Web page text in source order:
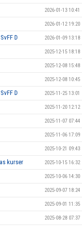
2026-01-13 10:41
2026-01-12 19:20
D 2026-01-09 13:18
2025-12-15 18:18
2025-12-08 15:48
2025-12-08 10:45
D 2025-11-25 13:01
2025-11-20 12:12
2025-11-07 07:44
2025-11-06 17:09
2025-10-21 09:43
kurser 2025-10-15 16:32
2025-10-06 14:30
2025-09-07 18:24
2025-09-01 11:35
2025-08-28 07:37